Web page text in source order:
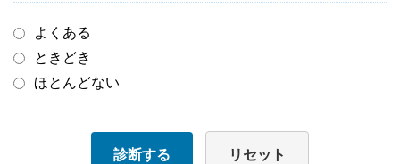
よくある
ときどき
ほとんどない
診断する リセット